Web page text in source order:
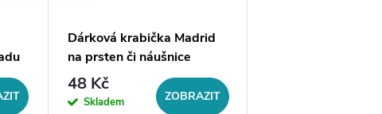
Dárková krabička Madrid
na prsten či náušnice
48 Kč
Skladem ZOBRAZIT